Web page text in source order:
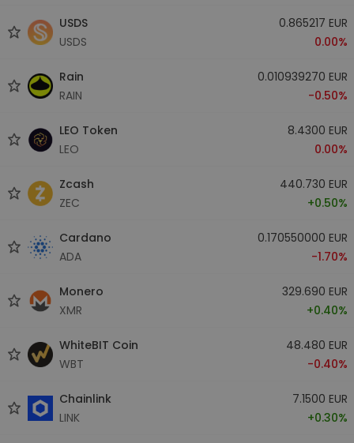
USDS
USDS
0.865217 EUR
0.00%
Rain
RAIN
0.010939270 EUR
-0.50%
LEO Token
LEO
8.4300 EUR
0.00%
Zcash
ZEC
440.730 EUR
+0.50%
Cardano
ADA
0.170550000 EUR
-1.70%
Monero
XMR
329.690 EUR
+0.40%
WhiteBIT Coin
WBT
48.480 EUR
-0.40%
Chainlink
LINK
7.1500 EUR
+0.30%